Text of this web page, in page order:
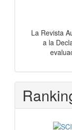
La Revista
a la